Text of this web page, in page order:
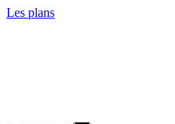
Les plans